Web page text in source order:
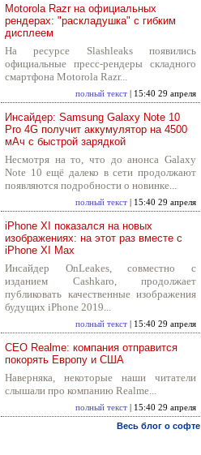
Motorola Razr на официальных
рендерах: "раскладушка" с гибким
дисплеем
На ресурсе Slashleaks появились
официальные пресс-рендеры складного
смартфона Motorola Razr...
полный текст | 15:40 29 апреля
Инсайдер: Samsung Galaxy Note 10
Pro 4G получит аккумулятор на 4500
мАч с быстрой зарядкой
Несмотря на то, что до анонса Galaxy
Note 10 ещё далеко в сети продолжают
появляются подробности о новинке...
полный текст | 15:40 29 апреля
iPhone XI показался на новых
изображениях: на этот раз вместе с
iPhone XI Max
Инсайдер OnLeakes, совместно с
изданием Cashkaro, продолжает
публиковать качественные изображения
будущих iPhone 2019...
полный текст | 15:40 29 апреля
CEO Realme: компания отправится
покорять Европу и США
Наверняка, некоторые наши читатели
слышали про компанию Realme...
полный текст | 15:40 29 апреля
Весь блог о софте